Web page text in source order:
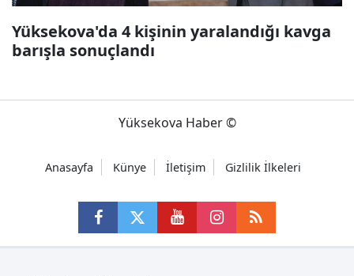
Yüksekova'da 4 kişinin yaralandığı kavga
barışla sonuçlandı
Yüksekova Haber ©
Anasayfa Künye İletişim Gizlilik İlkeleri